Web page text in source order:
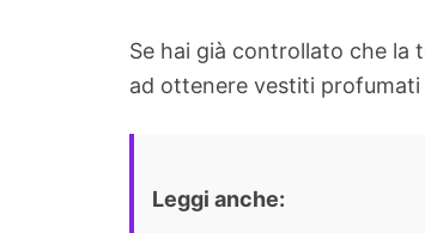
Se hai già controllato che la
ad ottenere vestiti profumati
Leggi anche: